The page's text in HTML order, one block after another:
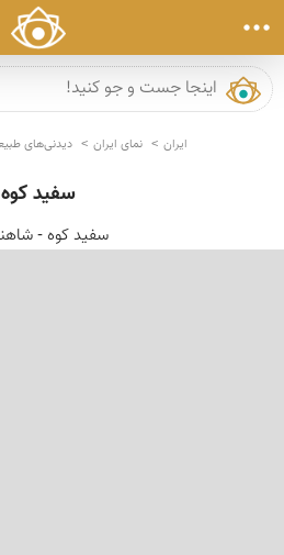
ایران نمای ایران دیدنی‌های
سفید کوە
سفید کوە -